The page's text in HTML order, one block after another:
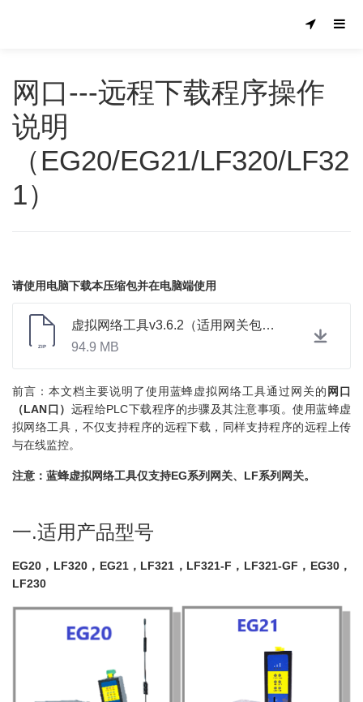
网口---远程下载程序操作
说明
（EG20/EG21/LF320/LF32
1）
请使用电脑下载本压缩包并在电脑端使用
虚拟网络工具v3.6.2（适用网关包含EG、CLC、VPN、LF3XX）完整安装包.zip
94.9 MB
前言：本文档主要说明了使用蓝蜂虚拟网络工具通过网关的 网口
（LAN口） 远程给PLC下载程序的步骤及其注意事项。使用蓝蜂虚
拟网络工具，不仅支持程序的远程下载，同样支持程序的远程上传
与在线监控。
注意：蓝蜂虚拟网络工具仅支持EG系列网关、LF系列网关。
一.适用产品型号
EG20，LF320，EG21，LF321，LF321-F，LF321-GF，EG30，
LF230